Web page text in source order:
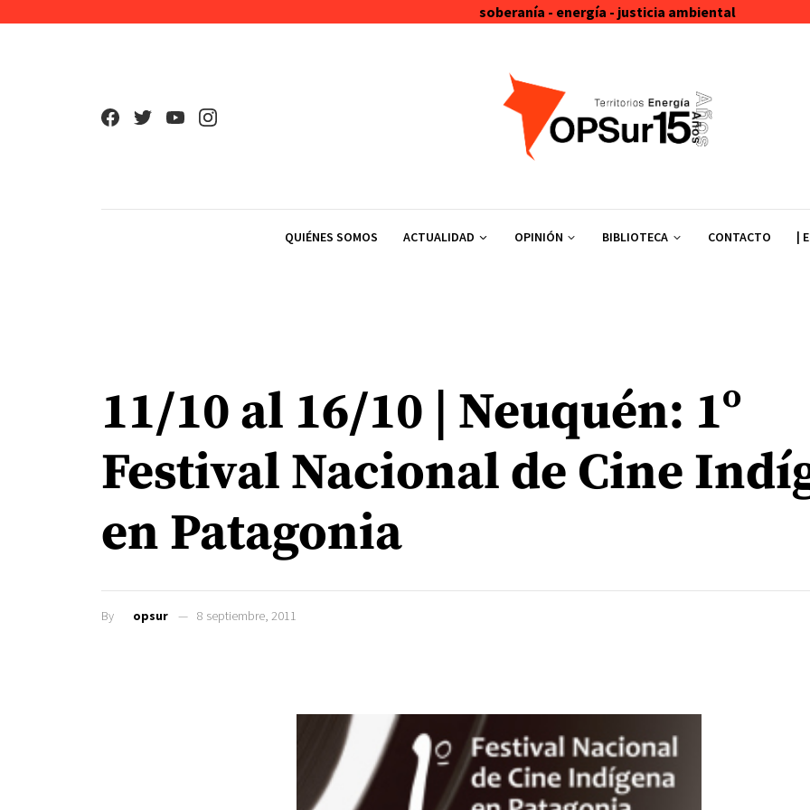
soberanía - energía - justicia ambiental
QUIÉNES SOMOS ACTUALIDAD OPINIÓN BIBLIOTECA CONTACTO |
11/10 al 16/10 | Neuquén: 1º
Festival Nacional de Cine
en Patagonia
By opsur 8 septiembre, 2011